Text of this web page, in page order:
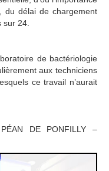
du délai de chargement
sur 24.
de bactériologie
aux techniciens
ce travail n’aurait
DE PONFILLY –